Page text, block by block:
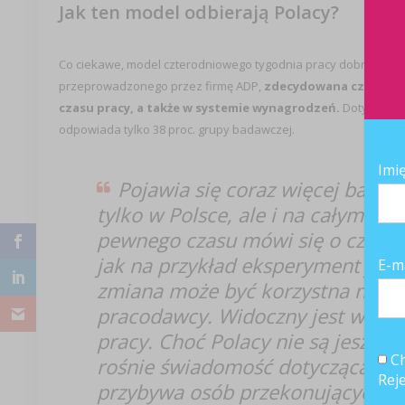
Jak ten model odbierają Polacy?
Co ciekawe, model czterodniowego tygodnia pracy dobrze
przeprowadzonego przez firmę ADP, zdecydowana część
czasu pracy, a także w systemie wynagrodzeń.
odpowiada tylko 38 proc. grupy badawczej.
Pojawia się coraz więcej
tylko w Polsce, ale i na całym
pewnego czasu mówi się o
jak na przykład eksperyment
zmiana może być korzystna nie
pracodawcy. Widoczny jest
pracy. Choć Polacy nie są
rośnie świadomość dotycząca
przybywa osób przekonujących
E-